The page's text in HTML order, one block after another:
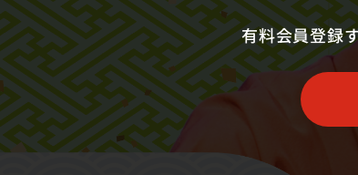
有料会員登録